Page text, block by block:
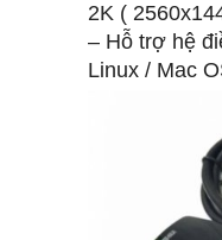
2K (
– Hỗ trợ hệ
Linux / Mac